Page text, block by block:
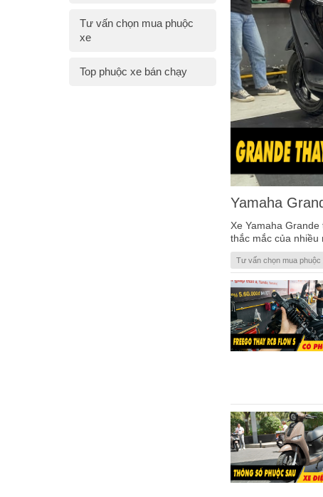
Tư vấn chọn mua phuộc
xe
Top phuộc xe bán chạy
Yamaha
Xe Yamaha
thắc mắc của nhiều
Tư vấn chọn mua phuộc